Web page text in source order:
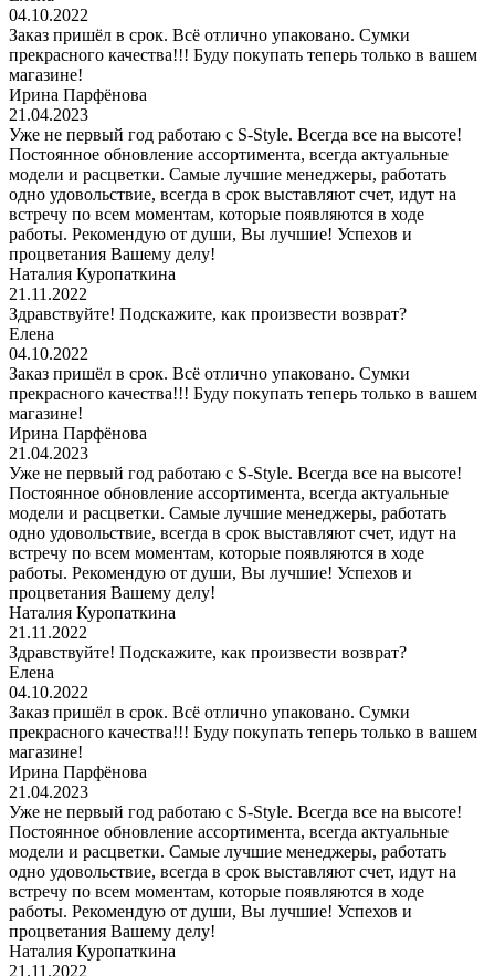
04.10.2022
Заказ пришёл в срок. Всё отлично упаковано. Сумки
прекрасного качества!!! Буду покупать теперь только в вашем
магазине!
Ирина Парфёнова
21.04.2023
Уже не первый год работаю с S-Style. Всегда все на высоте!
Постоянное обновление ассортимента, всегда актуальные
модели и расцветки. Самые лучшие менеджеры, работать
одно удовольствие, всегда в срок выставляют счет, идут на
встречу по всем моментам, которые появляются в ходе
работы. Рекомендую от души, Вы лучшие! Успехов и
процветания Вашему делу!
Наталия Куропаткина
21.11.2022
Здравствуйте! Подскажите, как произвести возврат?
Елена
04.10.2022
Заказ пришёл в срок. Всё отлично упаковано. Сумки
прекрасного качества!!! Буду покупать теперь только в вашем
магазине!
Ирина Парфёнова
21.04.2023
Уже не первый год работаю с S-Style. Всегда все на высоте!
Постоянное обновление ассортимента, всегда актуальные
модели и расцветки. Самые лучшие менеджеры, работать
одно удовольствие, всегда в срок выставляют счет, идут на
встречу по всем моментам, которые появляются в ходе
работы. Рекомендую от души, Вы лучшие! Успехов и
процветания Вашему делу!
Наталия Куропаткина
21.11.2022
Здравствуйте! Подскажите, как произвести возврат?
Елена
04.10.2022
Заказ пришёл в срок. Всё отлично упаковано. Сумки
прекрасного качества!!! Буду покупать теперь только в вашем
магазине!
Ирина Парфёнова
21.04.2023
Уже не первый год работаю с S-Style. Всегда все на высоте!
Постоянное обновление ассортимента, всегда актуальные
модели и расцветки. Самые лучшие менеджеры, работать
одно удовольствие, всегда в срок выставляют счет, идут на
встречу по всем моментам, которые появляются в ходе
работы. Рекомендую от души, Вы лучшие! Успехов и
процветания Вашему делу!
Наталия Куропаткина
21.11.2022